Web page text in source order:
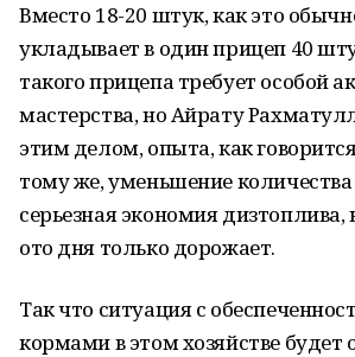
Вместо 18-20 штук, как это
укладывает в один прицеп 40
такого прицепа требует особой
мастерства, но Айрату
этим делом, опыта, как
тому же, уменьшение количества
серьезная экономия дизтоплива,
ото дня только дорожает.
Так что ситуация с
кормами в этом хозяйстве будет